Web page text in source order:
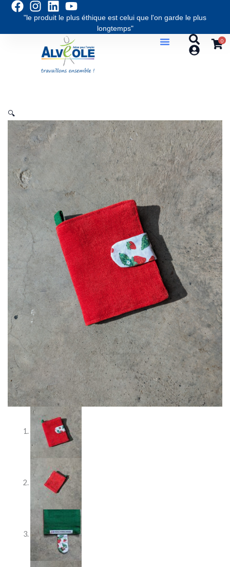
Aller
contenu
"le produit le plus éthique est celui que l'on garde le plus
longtemps"
0
🔍